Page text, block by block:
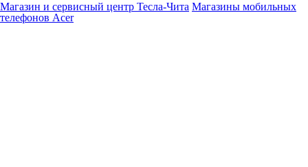
Магазин и сервисный центр Тесла-Чита Магазины мобильных
телефонов Acer